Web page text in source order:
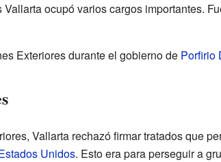
Vallarta ocupó varios cargos importantes.
Exteriores durante el gobierno de Porfirio
Vallarta rechazó firmar tratados que
Unidos. Esto era para perseguir a